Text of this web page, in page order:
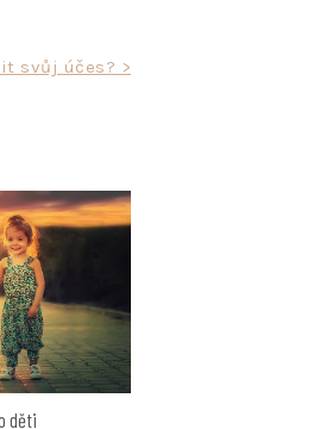
svůj účes? >
děti